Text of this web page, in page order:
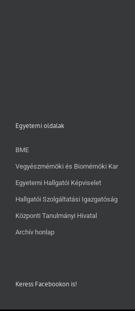
Egyetemi oldalak
BME
Vegyészmérnöki és Biomérnöki Kar
Egyetemi Hallgatói Képviselet
Hallgatói Szolgáltatási Igazgatóság
Központi Tanulmányi Hivatal
Archív honlap
Keress Facebookon is!